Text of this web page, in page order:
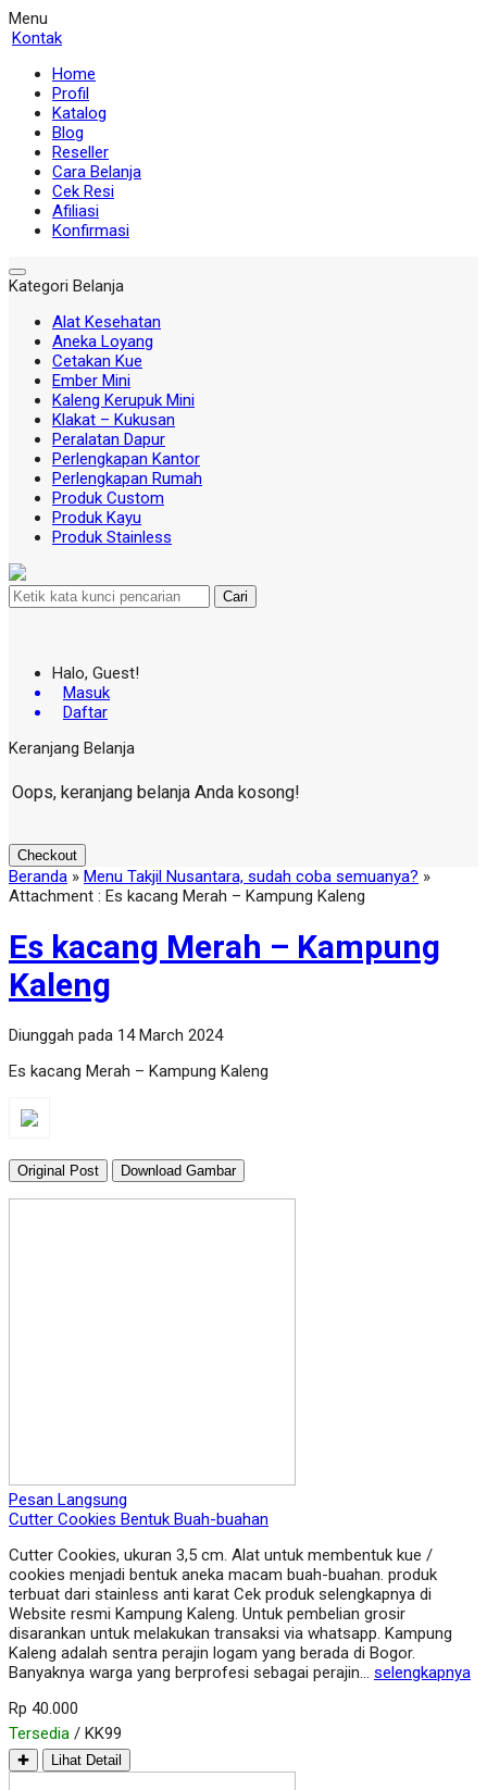
Menu
Kontak
Home
Profil
Katalog
Blog
Reseller
Cara Belanja
Cek Resi
Afiliasi
Konfirmasi
Kategori Belanja
Alat Kesehatan
Aneka Loyang
Cetakan Kue
Ember Mini
Kaleng Kerupuk Mini
Klakat – Kukusan
Peralatan Dapur
Perlengkapan Kantor
Perlengkapan Rumah
Produk Custom
Produk Kayu
Produk Stainless
Cari
Halo, Guest!
Masuk
Daftar
Keranjang Belanja
Oops, keranjang belanja Anda kosong!
Checkout
Beranda » Menu Takjil Nusantara, sudah coba semuanya? »
Attachment : Es kacang Merah – Kampung Kaleng
Es kacang Merah – Kampung
Kaleng
Diunggah pada 14 March 2024
Es kacang Merah – Kampung Kaleng
Original Post Download Gambar
Pesan Langsung
Cutter Cookies Bentuk Buah-buahan
Cutter Cookies, ukuran 3,5 cm. Alat untuk membentuk kue /
cookies menjadi bentuk aneka macam buah-buahan. produk
terbuat dari stainless anti karat Cek produk selengkapnya di
Website resmi Kampung Kaleng. Untuk pembelian grosir
disarankan untuk melakukan transaksi via whatsapp. Kampung
Kaleng adalah sentra perajin logam yang berada di Bogor.
Banyaknya warga yang berprofesi sebagai perajin… selengkapnya
Rp 40.000
Tersedia / KK99
✚ Lihat Detail